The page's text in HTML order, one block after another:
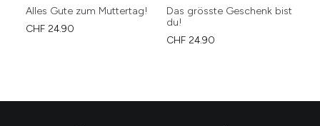
Alles Gute zum Muttertag!
CHF 24.90
Das grösste Geschenk bist
du!
CHF 24.90